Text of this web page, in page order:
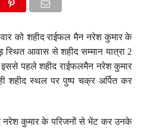
को शहीद राईफल मैन नरेश कुमार के
स्थित आवास से शहीद सम्मान यात्रा 2
इससे पहले शहीद राईफलमैन नरेश कुमार
शहीद स्थल पर पुष्प चक्र अर्पित कर
नरेश कुमार के परिजनों से भेंट कर उनके